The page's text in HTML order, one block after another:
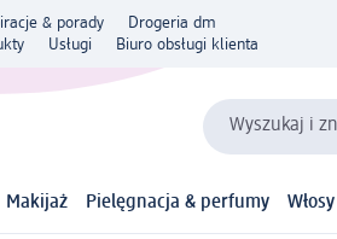
& porady
Drogeria dm
Usługi Biuro obsługi klienta
Wyszukaj i
Makijaż Pielęgnacja & perfumy Włosy